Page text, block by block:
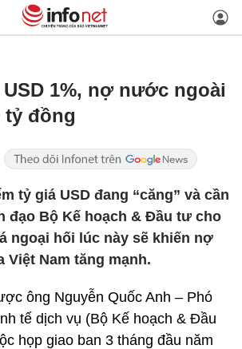
1%, nợ nước ngoài
tỷ đồng
tỷ giá USD đang “căng” và cần
đạo Bộ Kế hoạch & Đầu tư cho
ngoại hối lúc này sẽ khiến nợ
Việt Nam tăng mạnh.
ông Nguyễn Quốc Anh – Phó
tế dịch vụ (Bộ Kế hoạch & Đầu
họp giao ban 3 tháng đầu năm